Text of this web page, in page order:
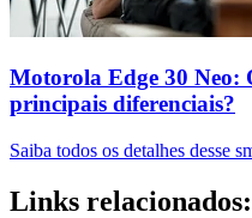
Motorola Edge 30 Neo:
principais diferenciais?
Saiba todos os detalhes desse
Links relacionados: